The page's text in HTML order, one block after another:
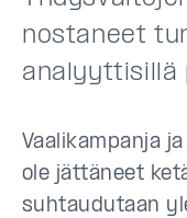
nostaneet
analyyttisillä
Vaalikampanja
ole jättäneet
suhtaudutaan